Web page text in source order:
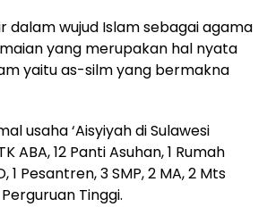
dalam wujud Islam sebagai agama
yang merupakan hal nyata
yaitu as-silm yang bermakna
usaha ‘Aisyiyah di Sulawesi
ABA, 12 Panti Asuhan, 1 Rumah
1 Pesantren, 3 SMP, 2 MA, 2 Mts
Tinggi.